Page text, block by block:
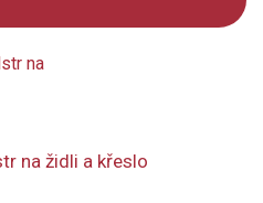
na židli a křeslo